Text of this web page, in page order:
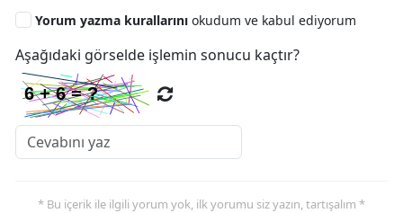
Yorum yazma kurallarını okudum ve kabul ediyorum
Aşağıdaki görselde işlemin sonucu kaçtır?
* Bu içerik ile ilgili yorum yok, ilk yorumu siz yazın, tartışalım *